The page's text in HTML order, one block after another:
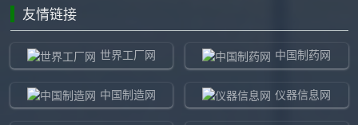
友情链接
世界工厂网 中国制药网
中国制造网 仪器信息网